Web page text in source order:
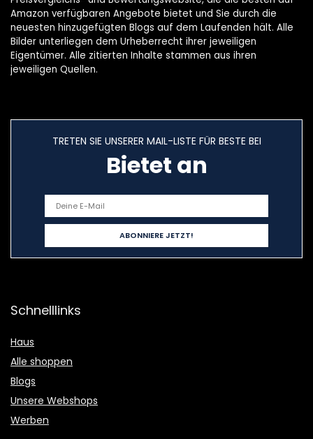
Amazon verfügbaren Angebote bietet und Sie durch die
neuesten hinzugefügten Blogs auf dem Laufenden hält. Alle
Bilder unterliegen dem Urheberrecht ihrer jeweiligen
Eigentümer. Alle zitierten Inhalte stammen aus ihren
jeweiligen Quellen.
TRETEN SIE UNSERER MAIL-LISTE FÜR BESTE BEI
Bietet an
Schnelllinks
Haus
Alle shoppen
Blogs
Unsere Webshops
Werben